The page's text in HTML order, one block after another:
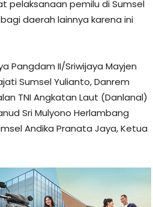
pelaksanaan pemilu di Sumsel
daerah lainnya karena ini
Pangdam II/Sriwijaya Mayjen
Sumsel Yulianto, Danrem
TNI Angkatan Laut (Danlanal)
Sri Mulyono Herlambang
Andika Pranata Jaya, Ketua